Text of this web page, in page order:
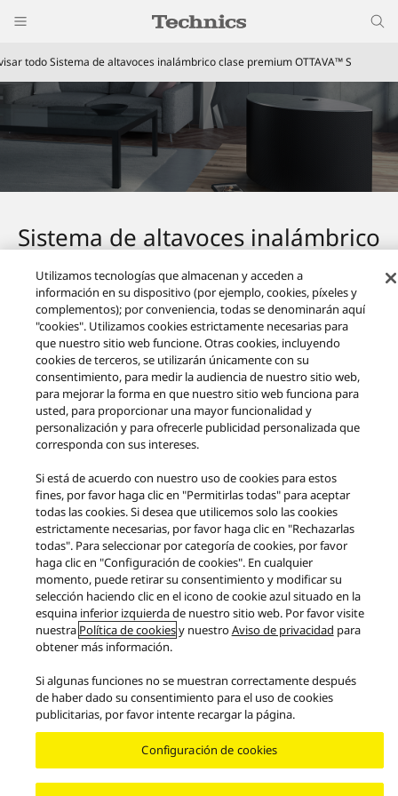
todo Sistema de altavoces inalámbrico clase premium OTTAVA™ S
Elija el producto adecuado para usted
Sistema de altavoces inalámbrico
clase premium OTTAVA™ S
Productos
Premium Class
Sistema de altavoces inalámbrico clase premium OTTAVA™ S
Facebook X YouTube
Instagram
Sobre nosotros
Términos de uso
Política de privacidad
Contáctenos
Area/Country
Copyright © 2026 Panasonic Marketing Europe
Utilizamos tecnologías que almacenan y acceden a
información en su dispositivo (por ejemplo, cookies, píxeles y
complementos); por conveniencia, todas se denominarán aquí
"cookies". Utilizamos cookies estrictamente necesarias para
que nuestro sitio web funcione. Otras cookies, incluyendo
cookies de terceros, se utilizarán únicamente con su
consentimiento, para medir la audiencia de nuestro sitio web,
para mejorar la forma en que nuestro sitio web funciona para
usted, para proporcionar una mayor funcionalidad y
personalización y para ofrecerle publicidad personalizada que
corresponda con sus intereses.
Si está de acuerdo con nuestro uso de cookies para estos
fines, por favor haga clic en "Permitirlas todas" para aceptar
todas las cookies. Si desea que utilicemos solo las cookies
estrictamente necesarias, por favor haga clic en "Rechazarlas
todas". Para seleccionar por categoría de cookies, por favor
haga clic en "Configuración de cookies". En cualquier
momento, puede retirar su consentimiento y modificar su
selección haciendo clic en el icono de cookie azul situado en la
esquina inferior izquierda de nuestro sitio web. Por favor visite
nuestra Política de cookiesy nuestroAviso de privacidad para
obtener más información.
Si algunas funciones no se muestran correctamente después
de haber dado su consentimiento para el uso de cookies
publicitarias, por favor intente recargar la página.
Configuración de cookies